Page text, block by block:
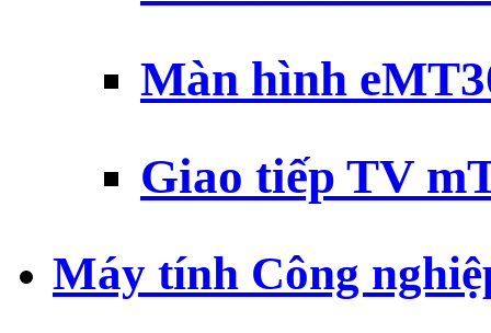
Màn hình
Giao tiếp TV
Máy tính Công